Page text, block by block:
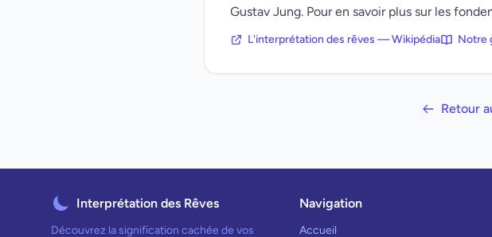
Gustav Jung. Pour en savoir plus sur les
L'interprétation des rêves — Wikipédia Notre
Retour
Interprétation des Rêves
Découvrez la signification cachée de vos
Navigation
Accueil